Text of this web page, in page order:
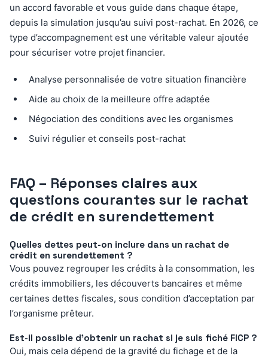
un accord favorable et vous guide dans chaque étape,
depuis la simulation jusqu’au suivi post-rachat. En 2026, ce
type d’accompagnement est une véritable valeur ajoutée
pour sécuriser votre projet financier.
Analyse personnalisée de votre situation financière
Aide au choix de la meilleure offre adaptée
Négociation des conditions avec les organismes
Suivi régulier et conseils post-rachat
FAQ – Réponses claires aux
questions courantes sur le rachat
de crédit en surendettement
Quelles dettes peut-on inclure dans un rachat de
crédit en surendettement ?
Vous pouvez regrouper les crédits à la consommation, les
crédits immobiliers, les découverts bancaires et même
certaines dettes fiscales, sous condition d’acceptation par
l’organisme prêteur.
Est-il possible d’obtenir un rachat si je suis fiché FICP ?
Oui, mais cela dépend de la gravité du fichage et de la